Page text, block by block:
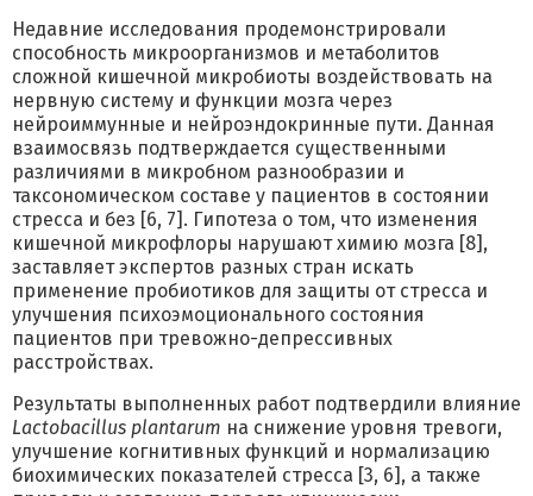
Недавние исследования продемонстрировали
способность микроорганизмов и метаболитов
сложной кишечной микробиоты воздействовать на
нервную систему и функции мозга через
нейроиммунные и нейроэндокринные пути. Данная
взаимосвязь подтверждается существенными
различиями в микробном разнообразии и
таксономическом составе у пациентов в состоянии
стресса и без [6, 7]. Гипотеза о том, что изменения
кишечной микрофлоры нарушают химию мозга [8],
заставляет экспертов разных стран искать
применение пробиотиков для защиты от стресса и
улучшения психоэмоционального состояния
пациентов при тревожно-депрессивных
расстройствах.
Результаты выполненных работ подтвердили влияние
Lactobacillus plantarum на снижение уровня тревоги,
улучшение когнитивных функций и нормализацию
биохимических показателей стресса [3, 6], а также